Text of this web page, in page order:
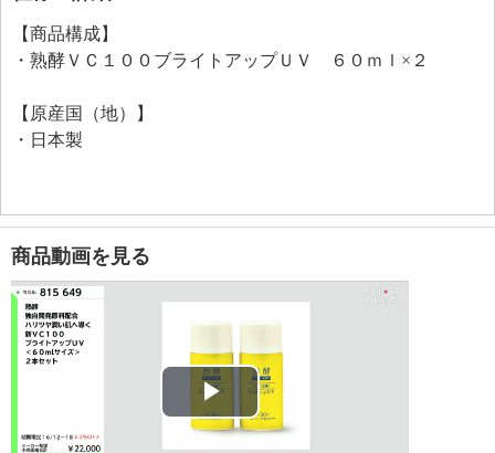
ビン酸、アスコルビルリン酸Ｎａ、リン酸アスコルビ
ルＭｇ、パルミチン酸アスコルビルリン酸３Ｎａ、ア
酸、ヘキシル３−グリセリルアスコルビン酸、アスコル
ビン酸Ｎａ、グリセリルアスコルビン酸、パルミチン
ています。
爽やかでみずみずしいＪｕｉｃｙ Ａｒｏｍａ Ｆｌ
ｏｒａｌの香り。■トップノート：
ベルガモット、カシス、アップル、リーフィーグリー
ン（葉の香り）、トロピカルフルーツ、ペア（洋梨）■
ミドルノート：
ゼラニウム、ジャスミン、ローズ、マグノリア、ミュ
ゲ（スズラン）■ラストノート：
ピーチ、ムスク、サンダルウッド、ウッディアンバ
【商品構成】
・熟酵ＶＣ１００ブライトアップＵＶ ６０ｍｌ×２
【原産国（地）】
・日本製
商品動画を見る
Play